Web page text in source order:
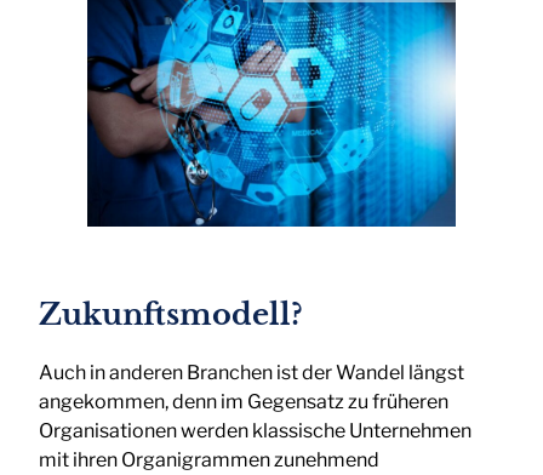
Zukunftsmodell?
Auch in anderen Branchen ist der Wandel längst
angekommen, denn im Gegensatz zu früheren
Organisationen werden klassische Unternehmen
mit ihren Organigrammen zunehmend